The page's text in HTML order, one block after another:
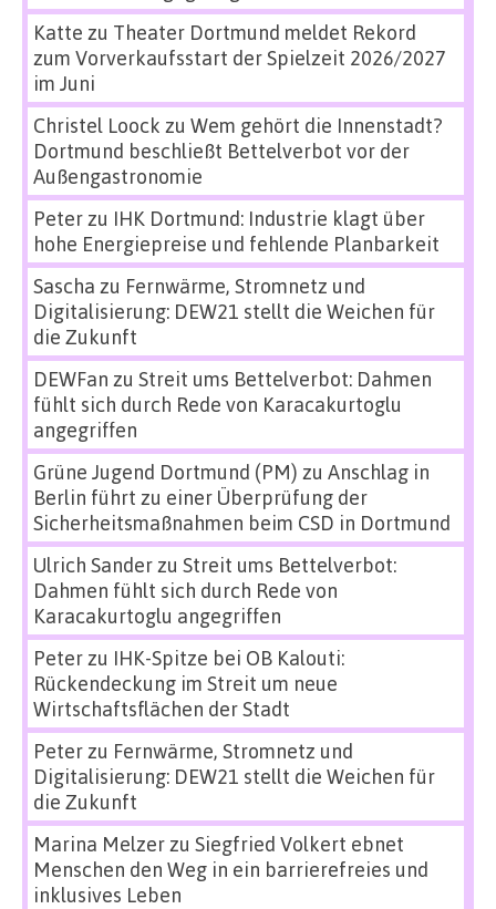
Katte zu Theater Dortmund meldet Rekord
zum Vorverkaufsstart der Spielzeit 2026/2027
im Juni
Christel Loock zu Wem gehört die Innenstadt?
Dortmund beschließt Bettelverbot vor der
Außengastronomie
Peterzu IHK Dortmund: Industrie klagt über
hohe Energiepreise und fehlende Planbarkeit
Sascha zu Fernwärme, Stromnetz und
Digitalisierung: DEW21 stellt die Weichen für
die Zukunft
DEWFan zu Streit ums Bettelverbot: Dahmen
fühlt sich durch Rede von Karacakurtoglu
angegriffen
Grüne Jugend Dortmund (PM) zu Anschlag in
Berlin führt zu einer Überprüfung der
Sicherheitsmaßnahmen beim CSD in Dortmund
Ulrich Sanderzu Streit ums Bettelverbot:
Dahmen fühlt sich durch Rede von
Karacakurtoglu angegriffen
Peterzu IHK-Spitze bei OB Kalouti:
Rückendeckung im Streit um neue
Wirtschaftsflächen der Stadt
Peterzu Fernwärme, Stromnetz und
Digitalisierung: DEW21 stellt die Weichen für
die Zukunft
Marina Melzerzu Siegfried Volkert ebnet
Menschen den Weg in ein barrierefreies und
inklusives Leben